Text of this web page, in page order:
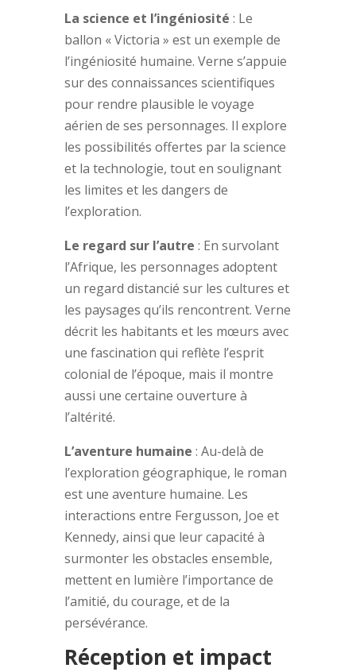
La science et l’ingéniosité : Le
ballon « Victoria » est un exemple de
l’ingéniosité humaine. Verne s’appuie
sur des connaissances scientifiques
pour rendre plausible le voyage
aérien de ses personnages. Il explore
les possibilités offertes par la science
et la technologie, tout en soulignant
les limites et les dangers de
l’exploration.
Le regard sur l’autre : En survolant
l’Afrique, les personnages adoptent
un regard distancié sur les cultures et
les paysages qu’ils rencontrent. Verne
décrit les habitants et les mœurs avec
une fascination qui reflète l’esprit
colonial de l’époque, mais il montre
aussi une certaine ouverture à
l’altérité.
L’aventure humaine : Au-delà de
l’exploration géographique, le roman
est une aventure humaine. Les
interactions entre Fergusson, Joe et
Kennedy, ainsi que leur capacité à
surmonter les obstacles ensemble,
mettent en lumière l’importance de
l’amitié, du courage, et de la
persévérance.
Réception et impact